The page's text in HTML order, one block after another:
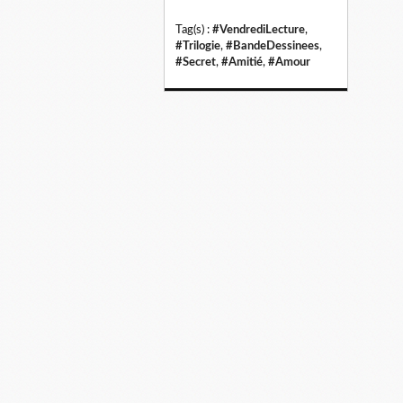
Tag(s) : #VendrediLecture,
#Trilogie, #BandeDessinees,
#Secret, #Amitié, #Amour